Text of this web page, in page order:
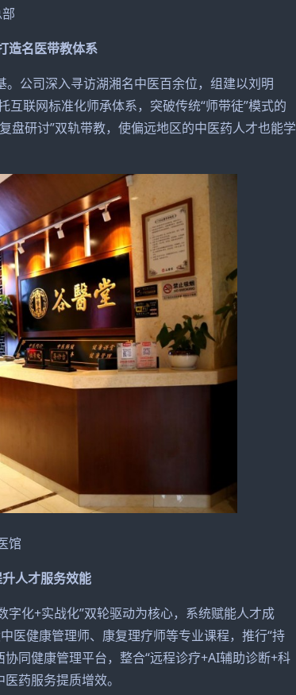
造名医带教体系
司深入寻访湖湘名中医百余位，组建以刘明
互联网标准化师承体系，突破传统“师带徒”模式的
盘研讨”双轨带教，使偏远地区的中医药人才也能学
馆
人才服务效能
化+实战化”双轮驱动为核心，系统赋能人才成
医健康管理师、康复理疗师等专业课程，推行“持
同健康管理平台，整合“远程诊疗+AI辅助诊断+科
药服务提质增效。